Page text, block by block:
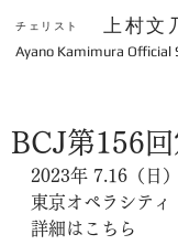
上村文
​Ayano Kamimura Official
チェリスト
BCJ第156
2023年 7.16（日
東京オペラシティ
詳細はこちら